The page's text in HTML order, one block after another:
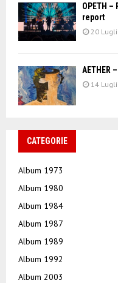
OPETH
report
20
AETHER
14
CATEGORIE
Album 1973
Album 1980
Album 1984
Album 1987
Album 1989
Album 1992
Album 2003